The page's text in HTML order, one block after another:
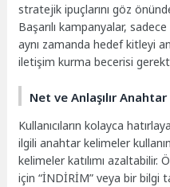
stratejik ipuçlarını göz
Başarılı kampanyalar,
aynı zamanda hedef kitleyi
iletişim kurma becerisi
Net ve Anlaşılır
Kullanıcıların kolayca
ilgili anahtar kelimeler
kelimeler katılımı azaltabilir.
için “İNDİRİM” veya bir bilgi